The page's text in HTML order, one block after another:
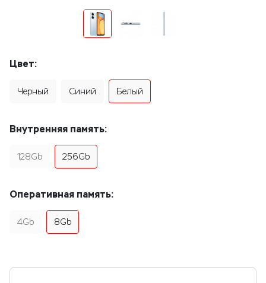
Цвет:
Черный Синий Белый
Внутренняя память:
128Gb 256Gb
Оперативная память:
4Gb 8Gb